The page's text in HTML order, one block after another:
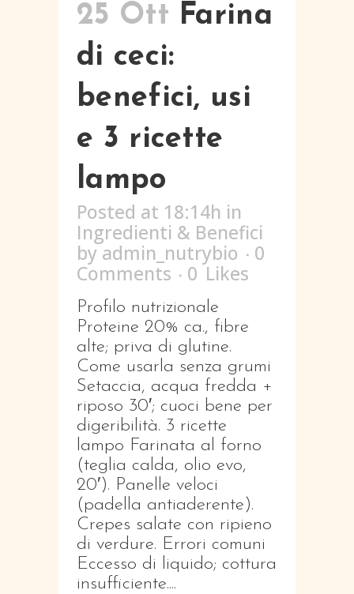
25 Ott Farina
di ceci:
benefici, usi
e 3 ricette
lampo
Posted at 18:14h in
Ingredienti & Benefici
byadmin_nutrybio
0
Comments
0 Likes
Profilo nutrizionale
Proteine 20% ca., fibre
alte; priva di glutine.
Come usarla senza grumi
Setaccia, acqua fredda +
riposo 30′; cuoci bene per
digeribilità. 3 ricette
lampo Farinata al forno
(teglia calda, olio evo,
20′). Panelle veloci
(padella antiaderente).
Crepes salate con ripieno
di verdure. Errori comuni
Eccesso di liquido; cottura
insufficiente....